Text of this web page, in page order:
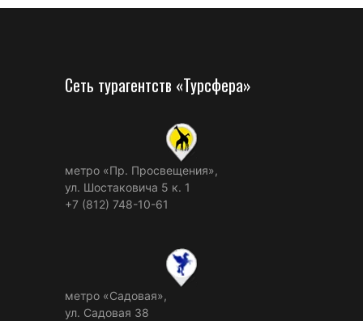
Сеть турагентств «Турсфера»
метро «Пр. Просвещения»,
ул. Шостаковича 5 к. 1
+7 (812) 748-10-61
метро «Садовая»,
ул. Садовая 38